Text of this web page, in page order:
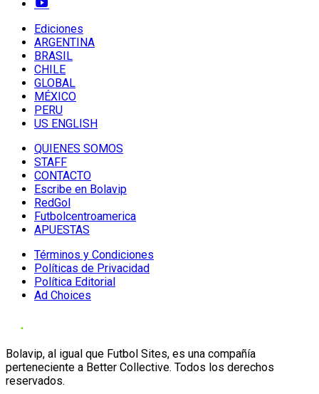
Ediciones
ARGENTINA
BRASIL
CHILE
GLOBAL
MÉXICO
PERU
US ENGLISH
QUIENES SOMOS
STAFF
CONTACTO
Escribe en Bolavip
RedGol
Futbolcentroamerica
APUESTAS
Términos y Condiciones
Políticas de Privacidad
Política Editorial
Ad Choices
Bolavip, al igual que Futbol Sites, es una compañía
perteneciente a Better Collective. Todos los derechos
reservados.